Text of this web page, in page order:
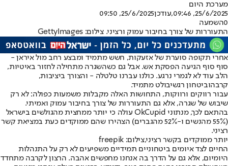
מערכת היום
25/6/2025, 09:46
,עודכן25/6/2025, 09:50
0השמעה
התעוררות של צורך בחיבור עמוק ורציני. צילום: GettyImages
אחרי תקופה סוערת של אזעקות, חשש מתמיד ומבצע רחב מול איראן -
סוף סוף הגיעה הפסקת אש. אבל גם כשהשגרה מתחילה לחזור באיטיות,
הלב עוד לא לגמרי נרגע. כולנו עברנו טלטלה - והצורך ביציבות,
קרבהוביטחון רגשיבולט מתמיד.
עבור רווקים ורווקות, התחושות האלה מקבלות משמעות כפולה: לא רק
שיבוש של שגרה, אלא גם התעוררות של צורך בחיבור עמוק ואמיתי.
בהתאם לכך, מנתוני OkCupid עולה כי יותר ממחצית מהגולשים בישראל
(55% מהנשים ו-52% מהגברים) הצהירו שהם ממוקדים כעת במציאת קשר
רציני.
יותר ממוקדים בקשר רציני,צילום: freepik
החיים לצד איומים ביטחוניים תמידיים משפיעים לא רק על התנהלות
היומיום, אלא גם על הדרך בה אנחנו מחפשים אהבה. הרצון לקרבה מתחדד